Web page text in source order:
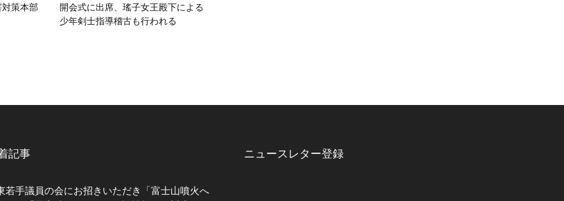
策本部
開会式に出席、瑤子女王殿下による
少年剣士指導稽古も行われる
記事
若手議員の会にお招きいただき「富士山噴火へ
ニュースレター登録